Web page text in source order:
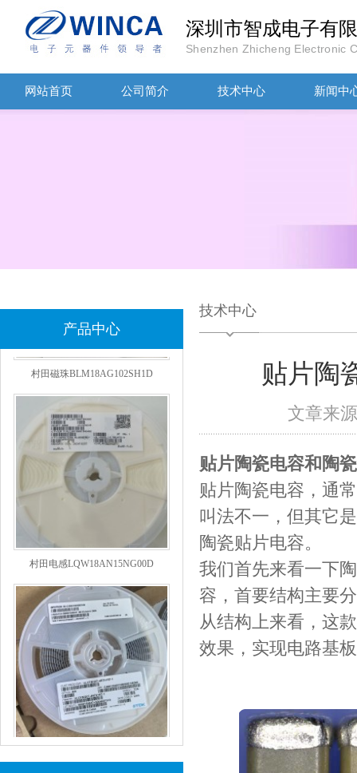
深圳市智成电子有
Shenzhen Zhicheng Electronic
网站首页 公司简介 技术中心 新闻中
产品中心
村田磁珠BLM18AG102SH1D
村田电感LQW18AN15NG00D
TDK贴片电感VLCF5020T-4R7N1R7-1
技术中心
贴片陶
文章来
贴片陶瓷电容和陶
贴片陶瓷电容，通
叫法不一，但其它
陶瓷贴片电容。
我们首先来看一下
容，首要结构主要
从结构上来看，这
效果，实现电路基